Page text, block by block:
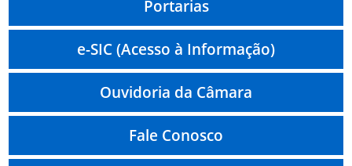
Portarias
e-SIC (Acesso à Informação)
Ouvidoria da Câmara
Fale Conosco